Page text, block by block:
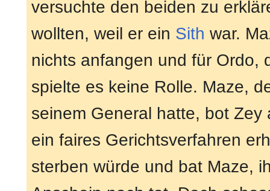
versuchte den beiden zu
wollten, weil er ein Sith war.
nichts anfangen und für Ordo,
spielte es keine Rolle. Maze,
seinem General hatte, bot
ein faires Gerichtsverfahren
sterben würde und bat Maze,